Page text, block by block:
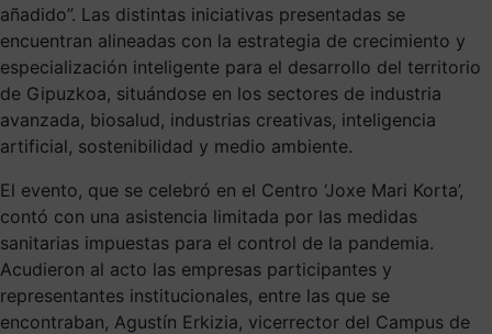
añadido”. Las distintas iniciativas presentadas se
encuentran alineadas con la estrategia de crecimiento y
especialización inteligente para el desarrollo del territorio
de Gipuzkoa, situándose en los sectores de industria
avanzada, biosalud, industrias creativas, inteligencia
artificial, sostenibilidad y medio ambiente.
El evento, que se celebró en el Centro ‘Joxe Mari Korta’,
contó con una asistencia limitada por las medidas
sanitarias impuestas para el control de la pandemia.
Acudieron al acto las empresas participantes y
representantes institucionales, entre las que se
encontraban, Agustín Erkizia, vicerrector del Campus de